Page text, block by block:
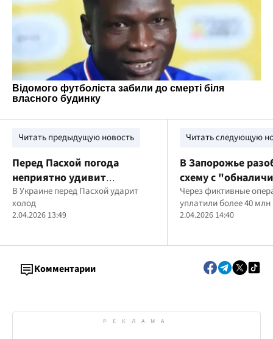
Читать предыдущую новость
Перед Пасхой погода
неприятно удивит
украинцев
В Украине перед Пасхой ударит
холод
2.04.2026 13:49
Читать следующую
В Запорожье
схему с
более 40 млн грн
Через фиктивные
уплатили более 40 млн
2.04.2026 14:40
Комментарии